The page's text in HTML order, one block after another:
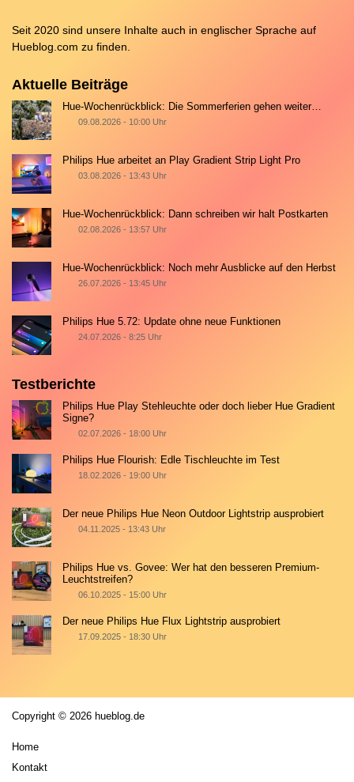
Seit 2020 sind unsere Inhalte auch in englischer Sprache auf
Hueblog.com zu finden.
Aktuelle Beiträge
Hue-Wochenrückblick: Die Sommerferien gehen weiter…
09.08.2026 - 10:00 Uhr
Philips Hue arbeitet an Play Gradient Strip Light Pro
03.08.2026 - 13:43 Uhr
Hue-Wochenrückblick: Dann schreiben wir halt Postkarten
02.08.2026 - 13:57 Uhr
Hue-Wochenrückblick: Noch mehr Ausblicke auf den Herbst
26.07.2026 - 13:45 Uhr
Philips Hue 5.72: Update ohne neue Funktionen
24.07.2026 - 8:25 Uhr
Testberichte
Philips Hue Play Stehleuchte oder doch lieber Hue Gradient
Signe?
02.07.2026 - 18:00 Uhr
Philips Hue Flourish: Edle Tischleuchte im Test
18.02.2026 - 19:00 Uhr
Der neue Philips Hue Neon Outdoor Lightstrip ausprobiert
04.11.2025 - 13:43 Uhr
Philips Hue vs. Govee: Wer hat den besseren Premium-
Leuchtstreifen?
06.10.2025 - 15:00 Uhr
Der neue Philips Hue Flux Lightstrip ausprobiert
17.09.2025 - 18:30 Uhr
Copyright © 2026 hueblog.de
Home
Kontakt